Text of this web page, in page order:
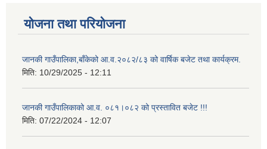
योजना तथा परियोजना
जानकी गाउँपालिका,बाँकेको आ.व.२०८२/८३ को वार्षिक बजेट तथा कार्यक्रम.
मिति: 10/29/2025 - 12:11
जानकी गाउँपालिकाको आ.व. ०८१।०८२ को प्रस्तावित बजेट !!!
मिति: 07/22/2024 - 12:07